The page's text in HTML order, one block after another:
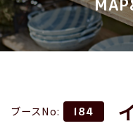
ブースNo: 184